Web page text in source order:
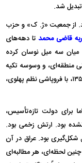
شد.
از جمعیت «ژ. ک» و حزب
قاضی محمد تا دهه‌های
سه میل نوسان کرده
منطقه‌ای، و وسوسه تکیه
بر فرامرزی‌گری کردی. همین سه‌گانگی در سال ۱۳۵۷، با فروپاشی نظم پهلوی،
برای دولت تازه‌تأسیس،
بود. ارتش زخمی بود.
شکل‌گیری بود. عراق در آن
لحظه‌ای، هر مطالبه‌ای